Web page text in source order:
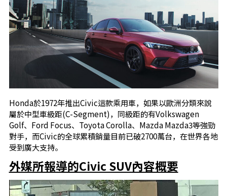
Honda於1972年推出Civic這款乘用車，如果以歐洲分類來說
屬於中型車級距(C-Segment)，同級距的有Volkswagen
Golf、Ford Focus、Toyota Corolla、Mazda Mazda3等強勁
對手，而Civic的全球累積銷量目前已破2700萬台，在世界各地
受到廣大支持。
外媒所報導的Civic SUV內容概要